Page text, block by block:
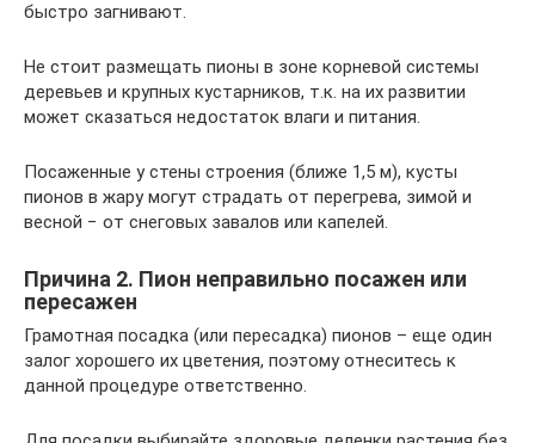
быстро загнивают.
Не стоит размещать пионы в зоне корневой системы
деревьев и крупных кустарников, т.к. на их развитии
может сказаться недостаток влаги и питания.
Посаженные у стены строения (ближе 1,5 м), кусты
пионов в жару могут страдать от перегрева, зимой и
весной − от снеговых завалов или капелей.
Причина 2. Пион неправильно посажен или
пересажен
Грамотная посадка (или пересадка) пионов – еще один
залог хорошего их цветения, поэтому отнеситесь к
данной процедуре ответственно.